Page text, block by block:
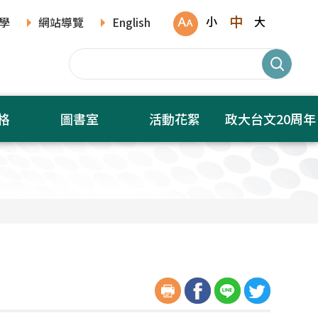
網站導覽 English 小 中 大
圖書室 活動花絮 政大台文20周年